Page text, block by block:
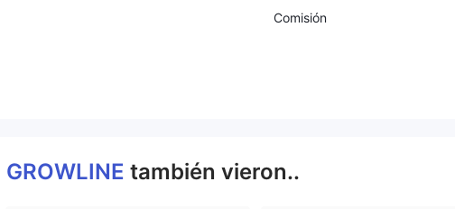
Comisión
GROWLINE también vieron..